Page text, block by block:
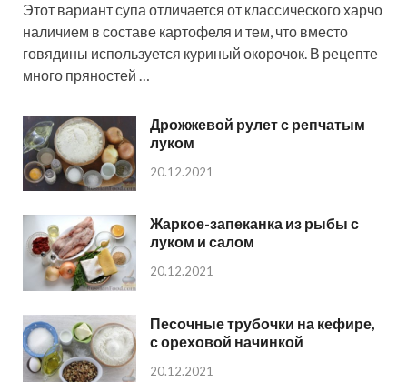
Этот вариант супа отличается от классического харчо
наличием в составе картофеля и тем, что вместо
говядины используется куриный окорочок. В рецепте
много пряностей …
Дрожжевой рулет с репчатым
луком
20.12.2021
Жаркое-запеканка из рыбы с
луком и салом
20.12.2021
Песочные трубочки на кефире,
с ореховой начинкой
20.12.2021